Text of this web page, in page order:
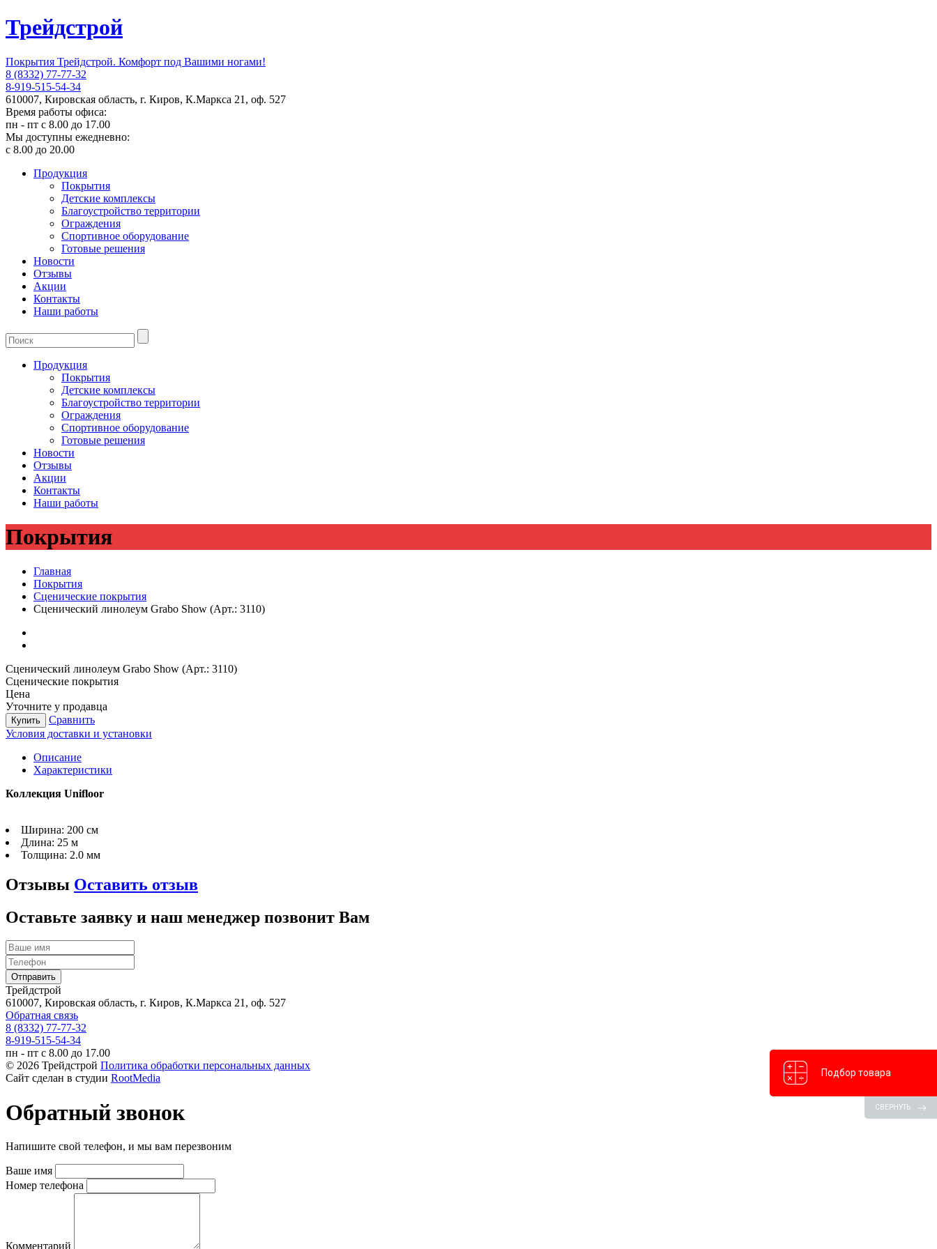
Трейдстрой
Покрытия Трейдстрой. Комфорт под Вашими ногами!
8 (8332) 77-77-32
8-919-515-54-34
610007, Кировская область, г. Киров, К.Маркса 21, оф. 527
Время работы офиса:
пн - пт с 8.00 до 17.00
Мы доступны ежедневно:
с 8.00 до 20.00
Продукция
Покрытия
Детские комплексы
Благоустройство территории
Ограждения
Спортивное оборудование
Готовые решения
Новости
Отзывы
Акции
Контакты
Наши работы
Продукция
Покрытия
Детские комплексы
Благоустройство территории
Ограждения
Спортивное оборудование
Готовые решения
Новости
Отзывы
Акции
Контакты
Наши работы
Покрытия
Главная
Покрытия
Сценические покрытия
Сценический линолеум Grabo Show (Арт.: 3110)
Сценический линолеум Grabo Show (Арт.: 3110)
Сценические покрытия
Цена
Уточните у продавца
Купить
Сравнить
Условия доставки и установки
Описание
Характеристики
Коллекция Unifloor
Ширина: 200 см
Длина: 25 м
Толщина: 2.0 мм
Отзывы Оставить отзыв
Оставьте заявку и наш менеджер позвонит Вам
Трейдстрой
610007, Кировская область, г. Киров, К.Маркса 21, оф. 527
Обратная связь
8 (8332) 77-77-32
8-919-515-54-34
пн - пт с 8.00 до 17.00
© 2026 Трейдстрой Политика обработки персональных данных
Сайт сделан в студии RootMedia
Обратный звонок
Напишите свой телефон, и мы вам перезвоним
Ваше имя
Номер телефона
Комментарий
Подбор товара
СВЕРНУТЬ